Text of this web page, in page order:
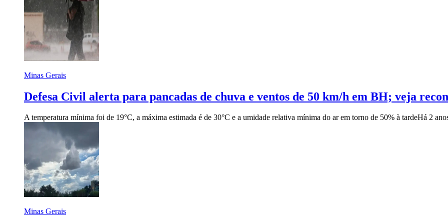
Minas Gerais
Defesa Civil alerta para pancadas de chuva e ventos de 50 km/h em BH; veja
A temperatura mínima foi de 19°C, a máxima estimada é de 30°C e a umidade relativa mínima do ar em torno de 50% à tardeHá 2
Minas Gerais